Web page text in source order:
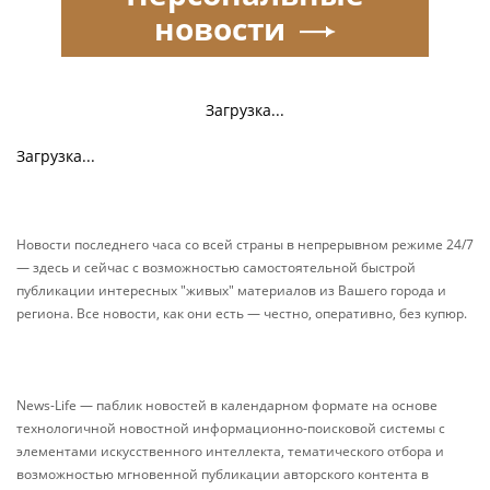
Загрузка...
Загрузка...
новости
Новости последнего часа со всей страны в непрерывном режиме 24/7
— здесь и сейчас с возможностью самостоятельной быстрой
публикации интересных "живых" материалов из Вашего города и
региона. Все новости, как они есть — честно, оперативно, без купюр.
News-Life — паблик новостей в календарном формате на основе
технологичной новостной информационно-поисковой системы с
элементами искусственного интеллекта, тематического отбора и
возможностью мгновенной публикации авторского контента в